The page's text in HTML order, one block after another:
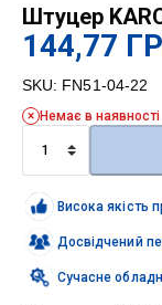
Штуцер
144,77
SKU: FN51-04-22
Немає в наявності
KARCHER
11
dn
6
кількість
Висока якість
Досвідчений
Сучасне